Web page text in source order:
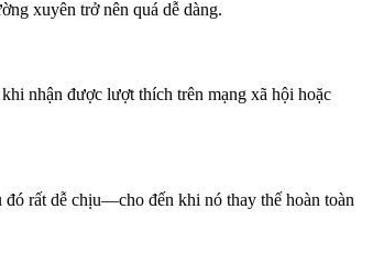
xuyên trở nên quá dễ dàng.
nhận được lượt thích trên mạng xã hội hoặc
rất dễ chịu—cho đến khi nó thay thế hoàn toàn